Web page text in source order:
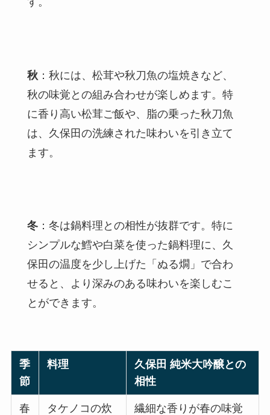
秋：秋には、松茸や秋刀魚の塩焼きなど、
秋の味覚との組み合わせが楽しめます。特
に香り高い松茸ご飯や、脂の乗った秋刀魚
は、久保田の洗練された味わいを引き立て
ます。
冬：冬は鍋料理との相性が抜群です。特に
シンプルな鱈や白菜を使った鍋料理に、久
保田の温度を少し上げた「ぬる燗」で合わ
せると、より深みのある味わいを楽しむこ
とができます。
季
節
料理
久保田 純米大吟醸との
相性
春
タケノコの炊
繊細な香りが春の味覚